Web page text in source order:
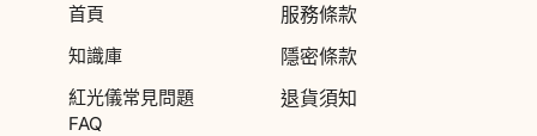
首頁
知識庫
紅光儀常見問題
FAQ
服務條款
隱密條款
退貨須知